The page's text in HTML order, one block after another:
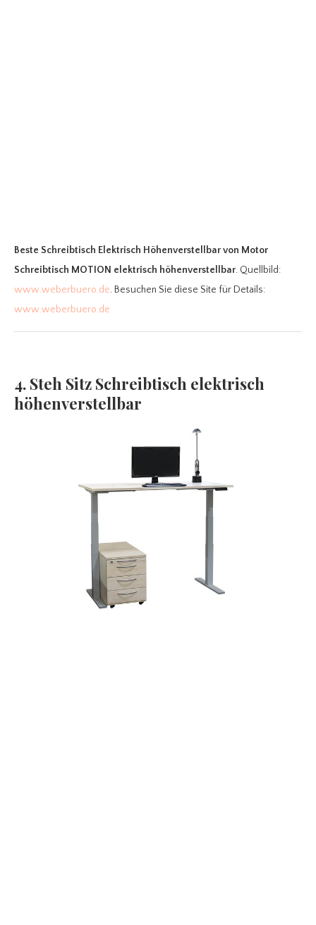
Beste Schreibtisch Elektrisch Höhenverstellbarvon Motor
Schreibtisch MOTION elektrisch höhenverstellbar. Quellbild:
www.weberbuero.de. Besuchen Sie diese Site für Details:
www.weberbuero.de
4. Steh Sitz Schreibtisch elektrisch
höhenverstellbar